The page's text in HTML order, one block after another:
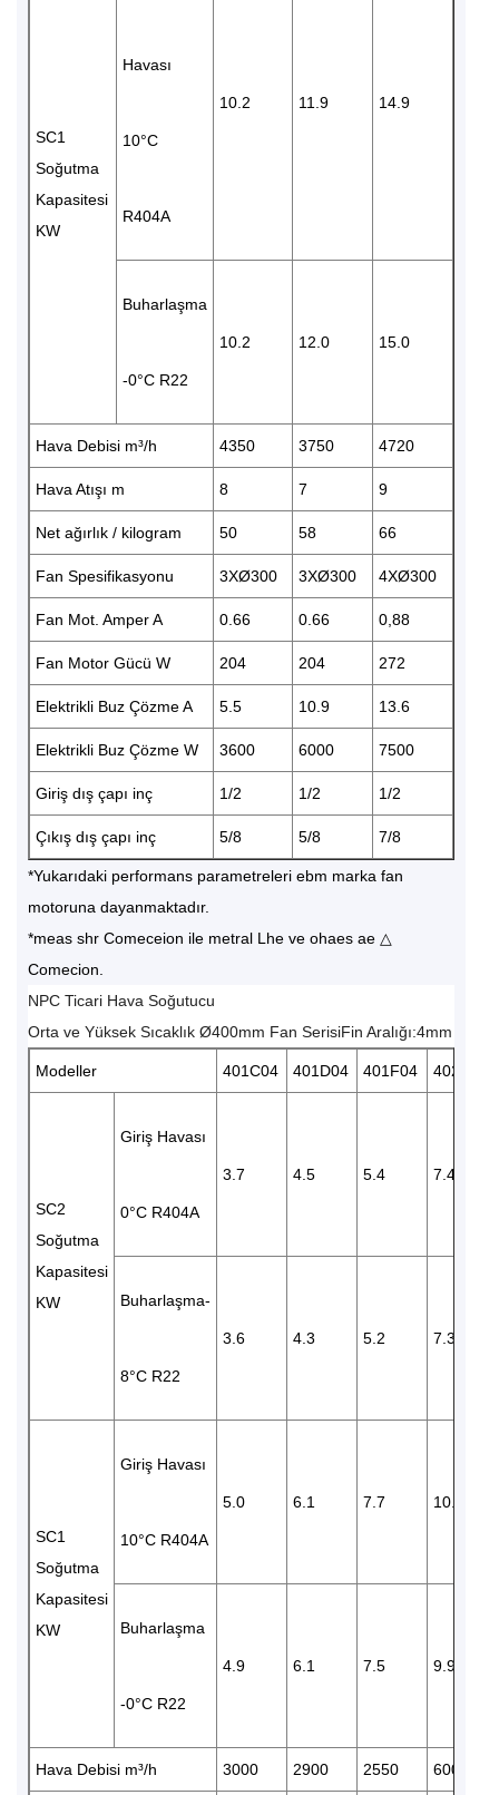
SC1
Soğutma
Kapasitesi
KW
Havası
10°C
R404A
10.2 11.9 14.9
Buharlaşma
-0°C R22
10.2 12.0 15.0
Hava Debisi m³/h 4350 3750 4720
Hava Atışı m 8 7 9
Net ağırlık / kilogram 50 58 66
Fan Spesifikasyonu 3XØ300 3XØ300 4XØ300
Fan Mot. Amper A 0.66 0.66 0,88
Fan Motor Gücü W 204 204 272
Elektrikli Buz Çözme A 5.5 10.9 13.6
Elektrikli Buz Çözme W 3600 6000 7500
Giriş dış çapı inç 1/2 1/2 1/2
Çıkış dış çapı inç 5/8 5/8 7/8
*Yukarıdaki performans parametreleri ebm marka fan
motoruna dayanmaktadır.
*meas shr Comeceion ile metral Lhe ve ohaes ae △
Comecion.
NPC Ticari Hava Soğutucu
Orta ve Yüksek Sıcaklık Ø400mm Fan SerisiFin Aralığı:4mm
Modeller 401C04 401D04 401F04 402C04
SC2
Soğutma
Kapasitesi
KW
Giriş Havası
0°C R404A
3.7 4.5 5.4 7.4
Buharlaşma-
8°C R22
3.6 4.3 5.2 7.3
SC1
Soğutma
Kapasitesi
KW
Giriş Havası
10°C R404A
5.0 6.1 7.7 10.0
Buharlaşma
-0°C R22
4.9 6.1 7.5 9.9
Hava Debisi m³/h 3000 2900 2550 6000